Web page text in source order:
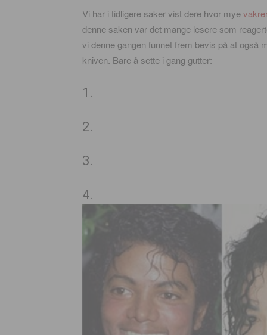
Vi har i tidligere saker vist dere hvor mye
denne saken var det mange lesere som
vi denne gangen funnet frem bevis på at også
kniven. Bare å sette i gang gutter:
1.
2.
3.
4.